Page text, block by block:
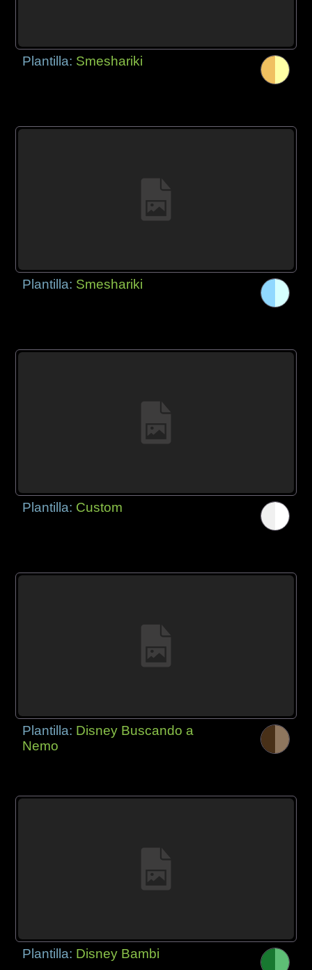
Plantilla: Smeshariki
Plantilla: Smeshariki
Plantilla: Custom
Plantilla: Disney Buscando a
Nemo
Plantilla: Disney Bambi